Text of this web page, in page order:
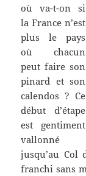
où va-t-on si
la France n’est
plus le pays
où chacun
peut faire son
pinard et son
calendos ? Ce
début d’étape
est gentiment
vallonné
jusqu’au Col
franchi sans